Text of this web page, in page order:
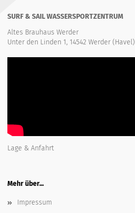
SURF & SAIL WASSERSPORTZENTRUM
Altes Brauhaus Werder
Unter den Linden 1, 14542 Werder (Havel)
Lage & Anfahrt
Mehr über...
Impressum